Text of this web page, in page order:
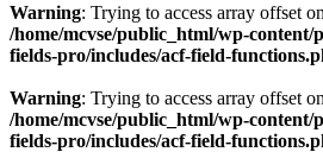
Warning: Trying to access array offset
/home/mcvse/public_html/wp-content/
fields-pro/includes/acf-field-
Warning: Trying to access array offset
/home/mcvse/public_html/wp-content/
fields-pro/includes/acf-field-